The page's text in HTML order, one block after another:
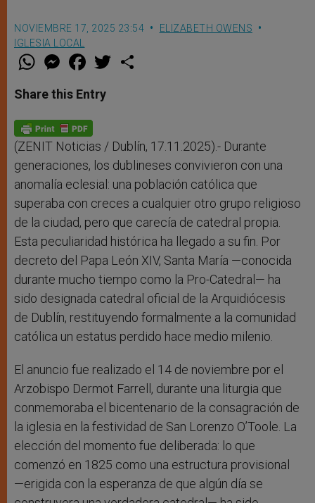
NOVIEMBRE 17, 2025 23:54
ELIZABETH OWENS
IGLESIA LOCAL
W
t
s
p
p
M
e
s
e
g
e
r
F
a
e
b
o
k
w
Share this Entry
(ZENIT Noticias / Dublín, 17.11.2025).- Durante
generaciones, los dublineses convivieron con una
anomalía eclesial: una población católica que
superaba con creces a cualquier otro grupo religioso
de la ciudad, pero que carecía de catedral propia.
Esta peculiaridad histórica ha llegado a su fin. Por
decreto del Papa León XIV, Santa María —conocida
durante mucho tiempo como la Pro-Catedral— ha
sido designada catedral oficial de la Arquidiócesis
de Dublín, restituyendo formalmente a la comunidad
católica un estatus perdido hace medio milenio.
El anuncio fue realizado el 14 de noviembre por el
Arzobispo Dermot Farrell, durante una liturgia que
conmemoraba el bicentenario de la consagración de
la iglesia en la festividad de San Lorenzo O’Toole. La
elección del momento fue deliberada: lo que
comenzó en 1825 como una estructura provisional
—erigida con la esperanza de que algún día se